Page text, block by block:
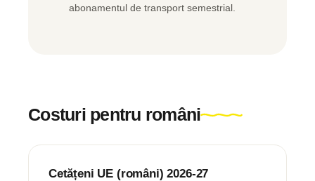
abonamentul de transport semestrial.
Costuri pentru români
Cetățeni UE (români) 2026-27